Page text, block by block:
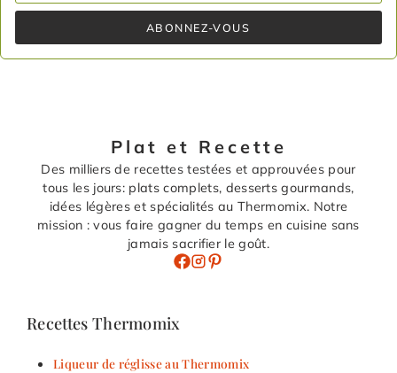
ABONNEZ-VOUS
Plat et Recette
Des milliers de recettes testées et approuvées pour
tous les jours: plats complets, desserts gourmands,
idées légères et spécialités au Thermomix. Notre
mission : vous faire gagner du temps en cuisine sans
jamais sacrifier le goût.
Recettes Thermomix
Liqueur de réglisse au Thermomix